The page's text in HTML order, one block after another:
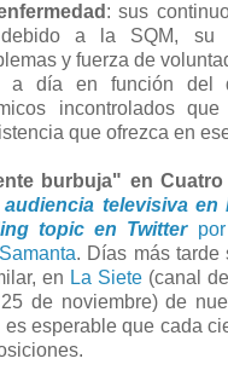
: sus
debido a la SQM, su
y fuerza de
a día en función del
incontrolados
que ofrezca en
burbuja" en
televisiva en
topic en Twitterpor
. Días más tarde
en La Siete (canal
de noviembre) de
esperable que cada